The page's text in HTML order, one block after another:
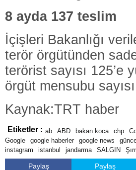
8 ayda 137 teslim
İçişleri Bakanlığı
terör örgütünden
terörist sayısı 125’e
örgüt mensubu
Kaynak:TRT haber
Etiketler : ab ABD bakan koca chp
Google
google haberler google news
instagram
istanbul jandarma SALGIN
Paylaş Paylaş